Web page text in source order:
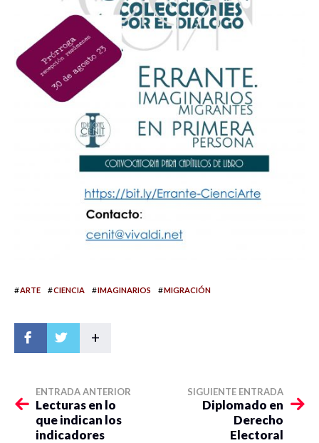
#ARTE #CIENCIA #IMAGINARIOS #MIGRACIÓN
+
ENTRADA ANTERIOR
Lecturas en lo
que indican los
indicadores
SIGUIENTE ENTRADA
Diplomado en
Derecho
Electoral